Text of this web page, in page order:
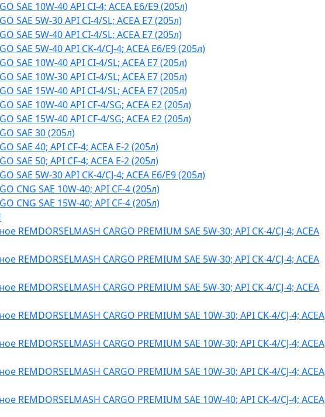
SAE 10W-40 API CI-4; ACEA E6/E9 (205л)
SAE 5W-30 API CI-4/SL; ACEA E7 (205л)
SAE 5W-40 API CI-4/SL; ACEA E7 (205л)
SAE 5W-40 API CK-4/CJ-4; ACEA E6/E9 (205л)
SAE 10W-40 API CI-4/SL; ACEA E7 (205л)
SAE 10W-30 API CI-4/SL; ACEA E7 (205л)
SAE 15W-40 API CI-4/SL; ACEA E7 (205л)
SAE 10W-40 API CF-4/SG; ACEA E2 (205л)
SAE 15W-40 API CF-4/SG; ACEA E2 (205л)
SAE 30 (205л)
SAE 40; API CF-4; ACEA E-2 (205л)
SAE 50; API CF-4; ACEA E-2 (205л)
SAE 5W-30 API CK-4/CJ-4; ACEA E6/E9 (205л)
CNG SAE 10W-40; API CF-4 (205л)
CNG SAE 15W-40; API CF-4 (205л)
REMDORSELMASH CARGO PREMIUM SAE 5W-30; API CK-4/CJ-4; ACEA
REMDORSELMASH CARGO PREMIUM SAE 5W-30; API CK-4/CJ-4; ACEA
REMDORSELMASH CARGO PREMIUM SAE 5W-30; API CK-4/CJ-4; ACEA
REMDORSELMASH CARGO PREMIUM SAE 10W-30; API CK-4/CJ-4; ACEA
REMDORSELMASH CARGO PREMIUM SAE 10W-30; API CK-4/CJ-4; ACEA
REMDORSELMASH CARGO PREMIUM SAE 10W-30; API CK-4/CJ-4; ACEA
REMDORSELMASH CARGO PREMIUM SAE 10W-40; API CK-4/CJ-4; ACEA